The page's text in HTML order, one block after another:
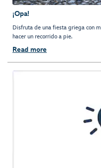
¡Opa!
Disfruta de una fiesta griega con
hacer un recorrido a pie.
Read more